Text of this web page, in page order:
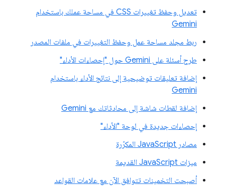
تعديل وحفظ تغييرات CSS في مساحة عملك باستخدام
Gemini
ربط مجلد مساحة عمل وحفظ التغييرات في ملفات المصدر
طرح أسئلة على Gemini حول "إحصاءات الأداء"
إضافة تعليقات توضيحية إلى نتائج الأداء باستخدام
Gemini
إضافة لقطات شاشة إلى محادثاتك مع Gemini
إحصاءات جديدة في لوحة "الأداء"
مصادر JavaScript المكرّرة
ميزات JavaScript القديمة
أصبحت التخمينات تتوافق الآن مع علامات القواعد